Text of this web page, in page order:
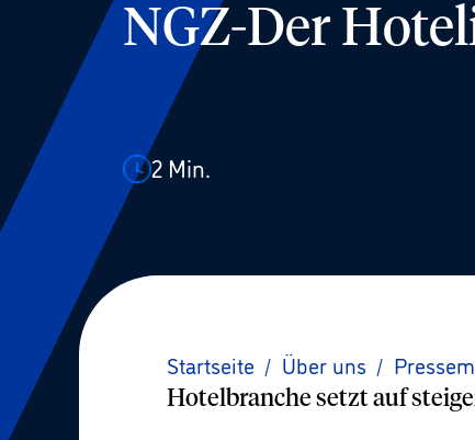
NGZ-Der
2 Min.
Startseite / Über uns /
Hotelbranche setzt auf